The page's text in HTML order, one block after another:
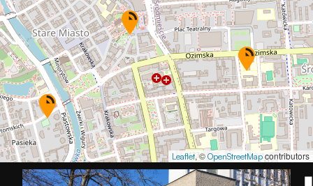
Leaflet, © OpenStreetMap contributors